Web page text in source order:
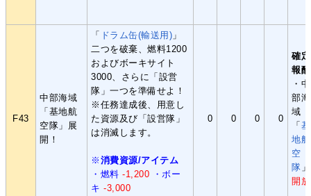
F43
中部海域
「基地航
空隊」展
開！
「 ドラム缶(輸送用) 」
二つを破棄、燃料1200
およびボーキサイト
3000、さらに「設営
隊」一つを準備せよ！
※任務達成後、用意し
た資源及び「設営隊」
は消滅します。
※ 消費資源/アイテム
・燃料-1,200 ・ボー
キ-3,000
0 0 0 0
確定
報酬
・中
部海
域
「基
地航
空
隊 」
開放